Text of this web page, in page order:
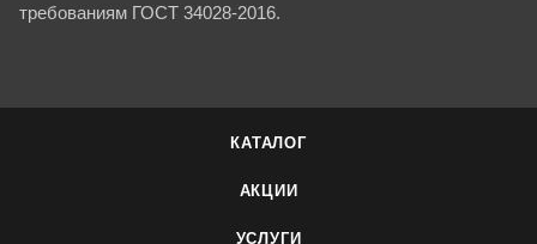
требованиям ГОСТ 34028-2016.
КАТАЛОГ
АКЦИИ
УСЛУГИ